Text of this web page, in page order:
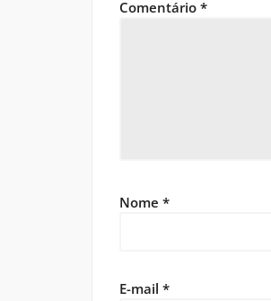
Comentário *
Nome *
E-mail *